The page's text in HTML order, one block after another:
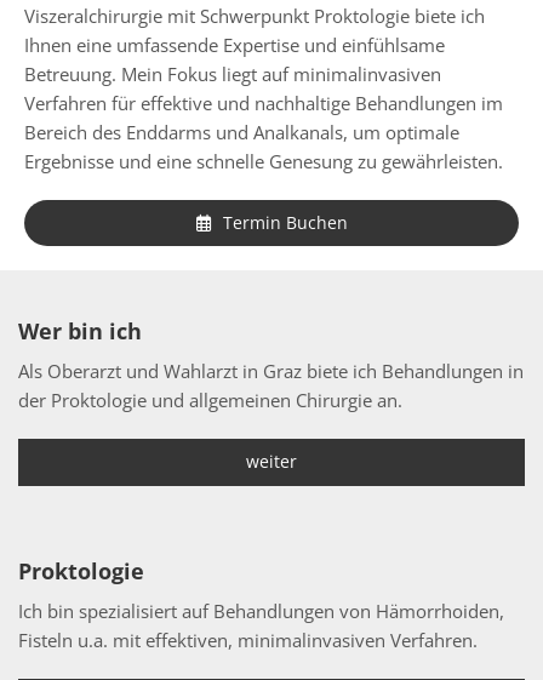
Viszeralchirurgie mit Schwerpunkt Proktologie biete ich
Ihnen eine umfassende Expertise und einfühlsame
Betreuung. Mein Fokus liegt auf minimalinvasiven
Verfahren für effektive und nachhaltige Behandlungen im
Bereich des Enddarms und Analkanals, um optimale
Ergebnisse und eine schnelle Genesung zu gewährleisten.
Termin Buchen
Wer bin ich
Als Oberarzt und Wahlarzt in Graz biete ich Behandlungen in
der Proktologie und allgemeinen Chirurgie an.
weiter
Proktologie
Ich bin spezialisiert auf Behandlungen von Hämorrhoiden,
Fisteln u.a. mit effektiven, minimalinvasiven Verfahren.